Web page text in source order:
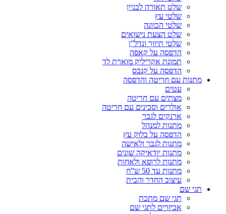
שלט תאורה לבניין
שלטי עץ
שלטי הכוונה
שלט הצעת נישואים
שלטי תיווך ונדל”ן
הדפסה על קאפה
תמונת אקריליק מוארת לד
הדפסה על קנבס
מתנות עם חריטה והדפסה
עטים
מצתים עם חריטה
אולרים וסכינים עם חריטה
ארנקים לגבר
מתנות למנהל
הדפסה על בלוק עץ
מתנות לגבר ולאישה
מתנות יודאיקה שונים
מתנות לרופא ולאחות
מתנות עד 50 ש”ח
עיצוב החדר והבית
תגי שם
תגי שם מתכת
אביזרים לתגי שם